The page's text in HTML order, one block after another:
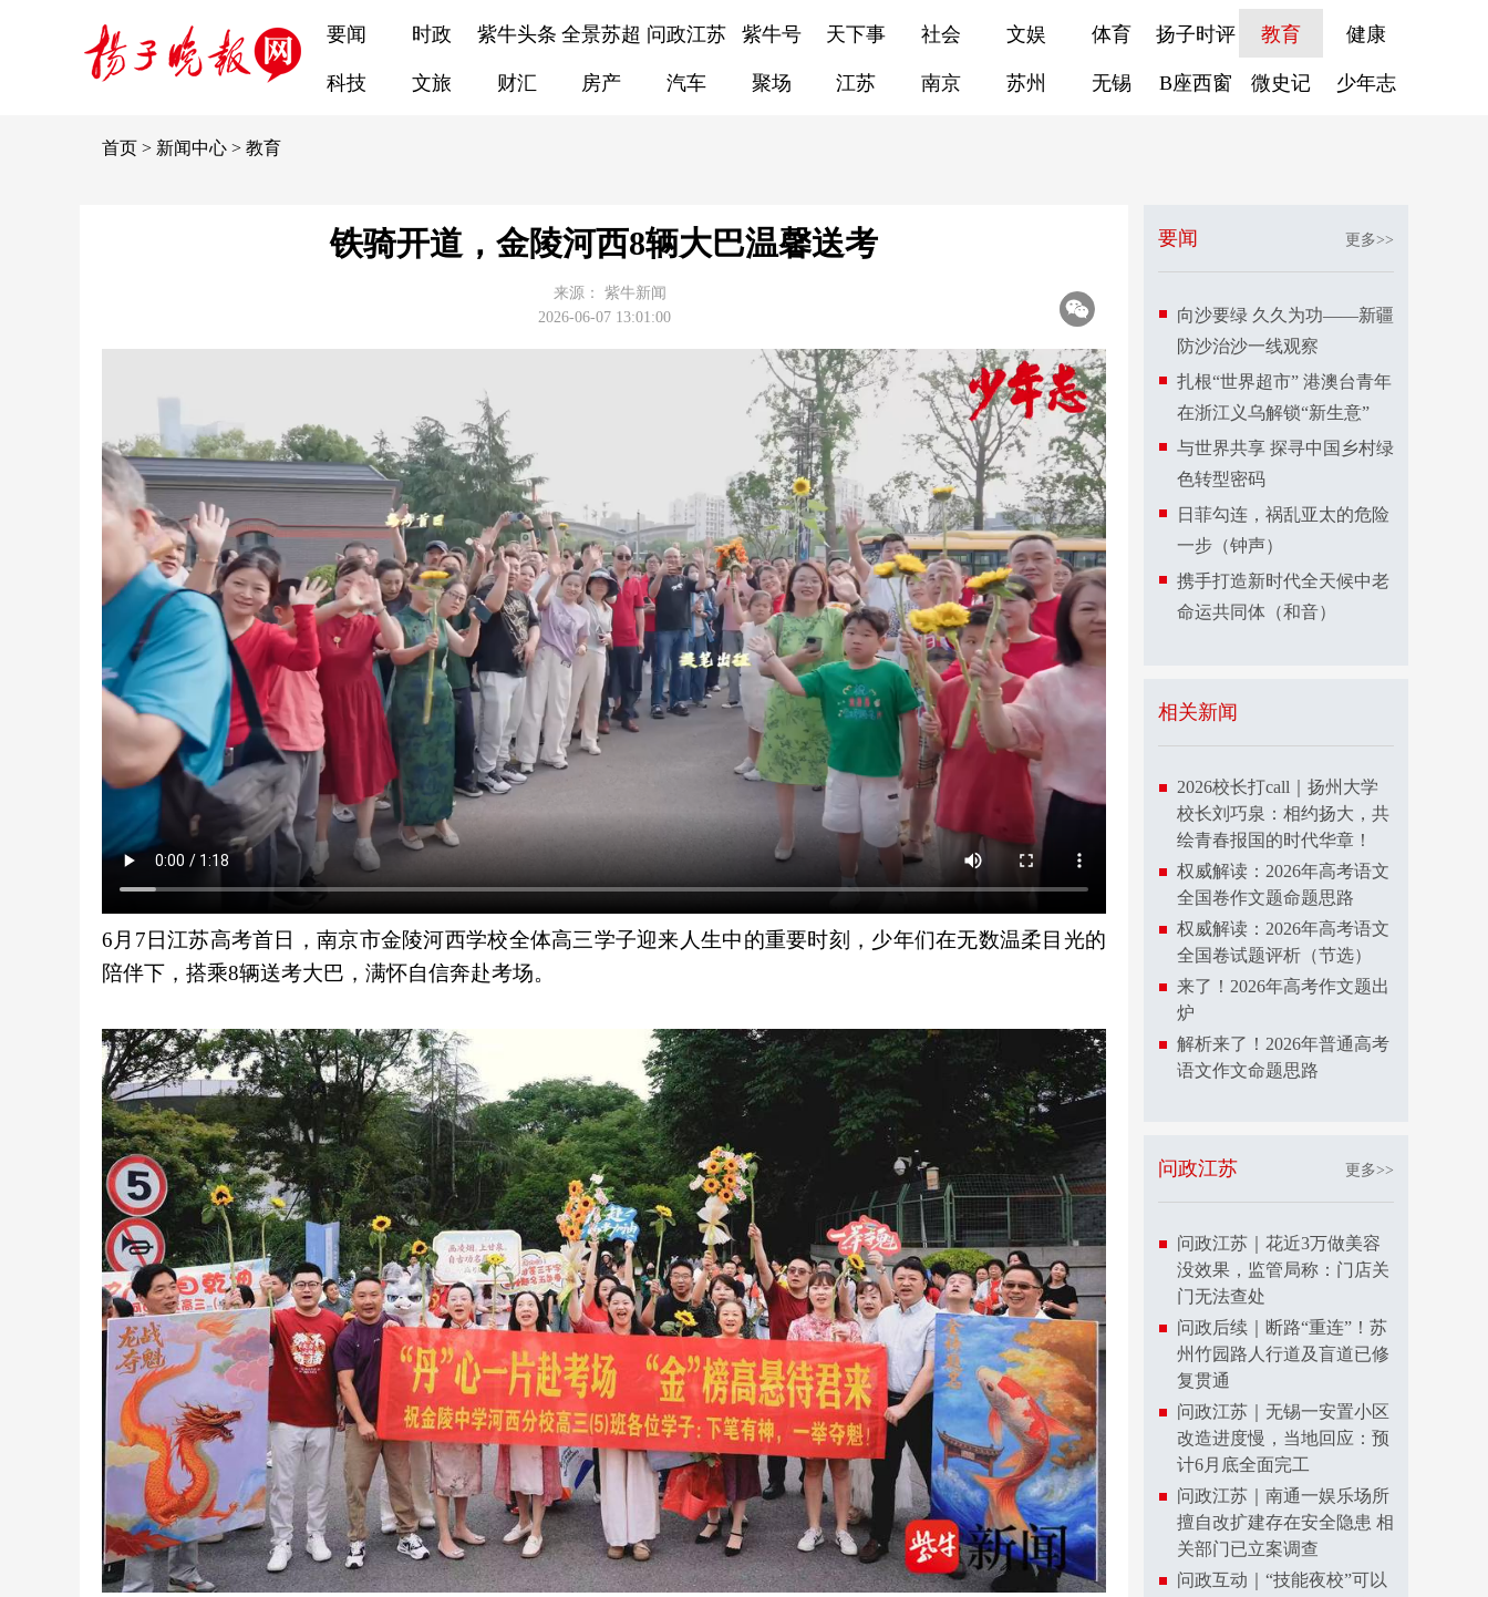
要闻 时政 紫牛头条 全景苏超 问政江苏 紫牛号 天下事 社会 文娱 体育 扬子时评 教育 健康
科技 文旅 财汇 房产 汽车 聚场 江苏 南京 苏州 无锡 B座西窗 微史记 少年志
首页 > 新闻中心 > 教育
铁骑开道，金陵河西8辆大巴温馨送考
来源：
紫牛新闻
2026-06-07 13:01:00
6月7日江苏高考首日，南京市金陵河西学校全体高三学子迎来人生中的重要时刻，少年们在无数温柔目光的
陪伴下，搭乘8辆送考大巴，满怀自信奔赴考场。
要闻 更多>>
向沙要绿 久久为功——新疆
防沙治沙一线观察
扎根“世界超市” 港澳台青年
在浙江义乌解锁“新生意”
与世界共享 探寻中国乡村绿
色转型密码
日菲勾连，祸乱亚太的危险
一步（钟声）
携手打造新时代全天候中老
命运共同体（和音）
相关新闻
2026校长打call｜扬州大学
校长刘巧泉：相约扬大，共
绘青春报国的时代华章！
权威解读：2026年高考语文
全国卷作文题命题思路
权威解读：2026年高考语文
全国卷试题评析（节选）
来了！2026年高考作文题出
炉
解析来了！2026年普通高考
语文作文命题思路
问政江苏 更多>>
问政江苏｜花近3万做美容
没效果，监管局称：门店关
门无法查处
问政后续｜断路“重连”！苏
州竹园路人行道及盲道已修
复贯通
问政江苏｜无锡一安置小区
改造进度慢，当地回应：预
计6月底全面完工
问政江苏｜南通一娱乐场所
擅自改扩建存在安全隐患 相
关部门已立案调查
问政互动｜“技能夜校”可以